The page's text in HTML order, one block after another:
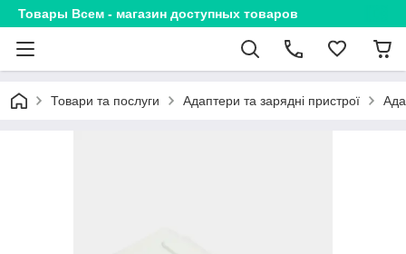
Товары Всем - магазин доступных товаров
Товари та послуги Адаптери та зарядні пристрої